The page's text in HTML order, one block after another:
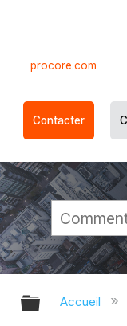
procore.com
Contacter
Accueil